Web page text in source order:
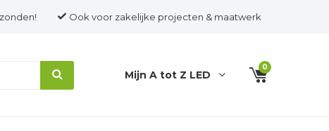
Ook voor zakelijke projecten & maatwerk
Mijn A tot Z LED
0